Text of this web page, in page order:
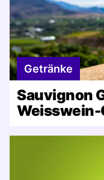
Getränke
Sauvignon